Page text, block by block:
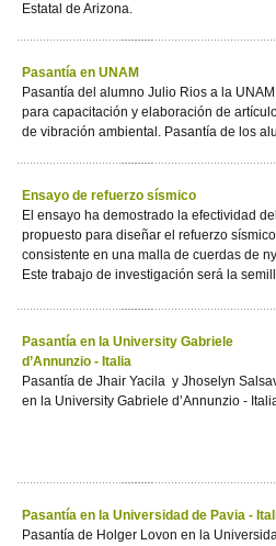
Estatal de Arizona.
Pasantía en UNAM
Pasantía del alumno Julio Rios a la
para capacitación y elaboración de
de vibración ambiental. Pasantía de los
Ensayo de refuerzo sísmico
El ensayo ha demostrado la efectividad
propuesto para diseñar el refuerzo
consistente en una malla de cuerdas de
Este trabajo de investigación será la
Pasantía en la University Gabriele
d’Annunzio - Italia
Pasantía de Jhair Yacila y Jhoselyn
en la University Gabriele d’Annunzio -
Pasantía en la Universidad de Pavia -
Pasantía de Holger Lovon en la